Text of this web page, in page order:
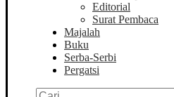
Editorial
Surat Pembaca
Majalah
Buku
Serba-Serbi
Pergatsi